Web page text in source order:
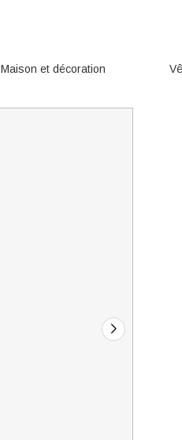
Maison et décoration